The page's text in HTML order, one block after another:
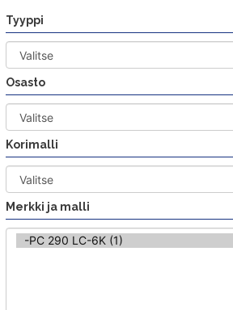
sisältöön
Tyyppi
Osasto
Korimalli
Merkki ja malli